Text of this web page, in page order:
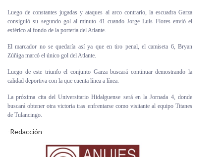
Luego de constantes jugadas y ataques al arco contrario, la escuadra Garza
consiguió su segundo gol al minuto 41 cuando Jorge Luis Flores envió el
esférico al fondo de la portería del Atlante.
El marcador no se quedaría así ya que en tiro penal, el camiseta 6, Bryan
Zúñiga marcó el único gol del Atlante.
Luego de este triunfo el conjunto Garza buscará continuar demostrando la
calidad deportiva con la que cuenta línea a línea.
La próxima cita del Universitario Hidalguense será en la Jornada 4, donde
buscará obtener otra victoria tras enfrentarse como visitante al equipo Titanes
de Tulancingo.
-Redacción-